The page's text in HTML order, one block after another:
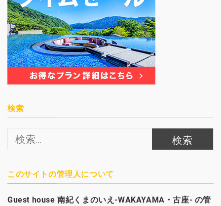
検索
索:
このサイトの管理人について
Guest house南紀くまのいえ-WAKAYAMA・古座- の管